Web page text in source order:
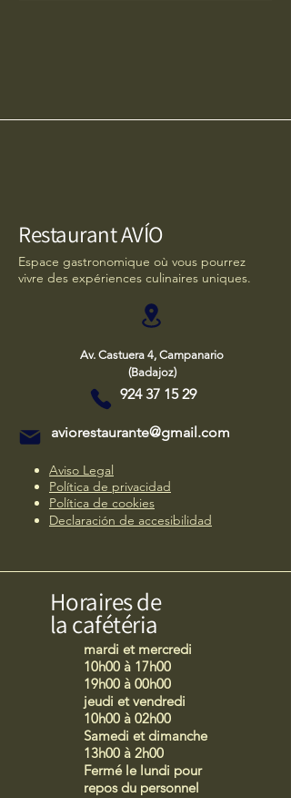
Restaurant AVÍO
Espace gastronomique où vous pourrez
vivre des expériences culinaires uniques.
Av. Castuera 4, Campanario
(Badajoz)
924 37 15 29
aviorestaurante@gmail.com
Aviso Legal
Política de privacidad
Política de cookies
Declaración de accesibilidad
Horaires de
la cafétéria
mardi et mercredi
10h00 à 17h00
19h00 à 00h00
jeudi et vendredi
10h00 à 02h00
Samedi et dimanche
13h00 à 2h00
Fermé le lundi pour
repos du personnel